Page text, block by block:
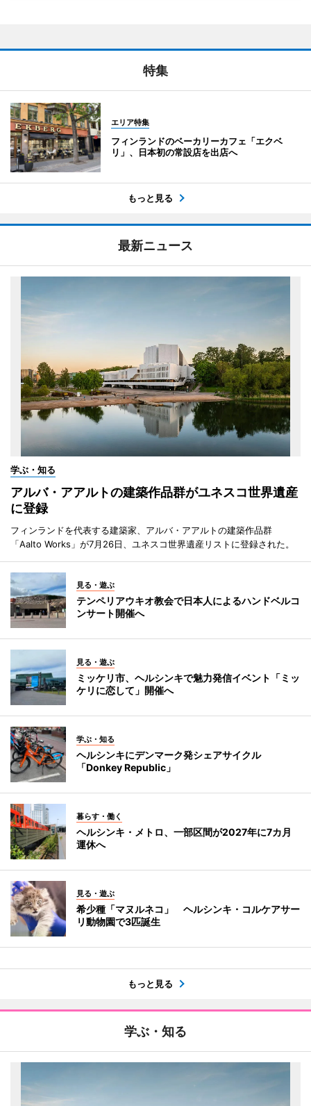
特集
エリア特集
フィンランドのベーカリーカフェ「エクベ
リ」、日本初の常設店を出店へ
もっと見る
最新ニュース
学ぶ・知る
アルバ・アアルトの建築作品群がユネスコ世界遺産
に登録
フィンランドを代表する建築家、アルバ・アアルトの建築作品群
「Aalto Works」が7月26日、ユネスコ世界遺産リストに登録された。
見る・遊ぶ
テンペリアウキオ教会で日本人によるハンドベルコ
ンサート開催へ
見る・遊ぶ
ミッケリ市、ヘルシンキで魅力発信イベント「ミッ
ケリに恋して」開催へ
学ぶ・知る
ヘルシンキにデンマーク発シェアサイクル
「Donkey Republic」
暮らす・働く
ヘルシンキ・メトロ、一部区間が2027年に7カ月
運休へ
見る・遊ぶ
希少種「マヌルネコ」 ヘルシンキ・コルケアサー
リ動物園で3匹誕生
もっと見る
学ぶ・知る